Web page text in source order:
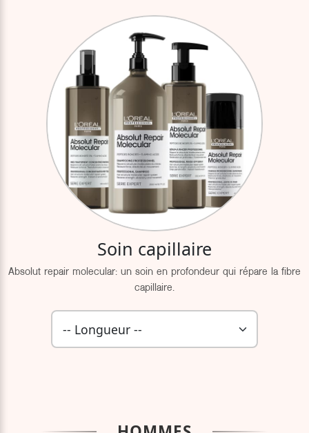
Soin capillaire
Absolut repair molecular: un soin en profondeur qui répare la fibre
capillaire.